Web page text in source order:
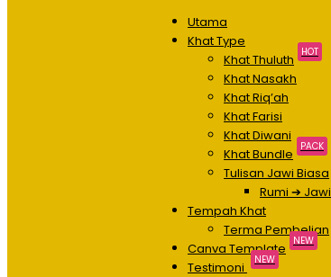
Utama
Khat Type
Khat Thuluth HOT
Khat Nasakh
Khat Riq’ah
Khat Farisi
Khat Diwani
Khat Bundle PACK
Tulisan Jawi Biasa
Rumi ➔ Jawi
Tempah Khat
Terma Pembelian
Canva Template NEW
Testimoni NEW